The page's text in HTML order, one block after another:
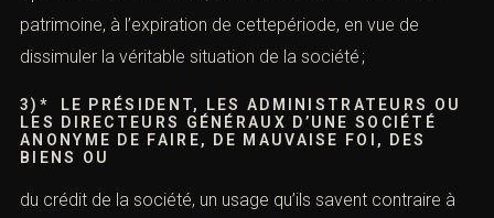
1)* Le président, les administrateurs ou les directeurs
généraux d’une société anonyme d’opérer entre les
l’absence d’inventaire, ou au moyen d’inventaires
frauduleux ; 2)* Le président, les administrateurs ou les
ou présenter aux actionnaires, même en l’absence de